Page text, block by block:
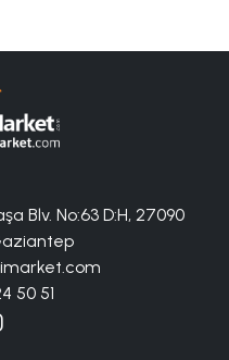
Blv. No:63 D:H, 27090
50 51